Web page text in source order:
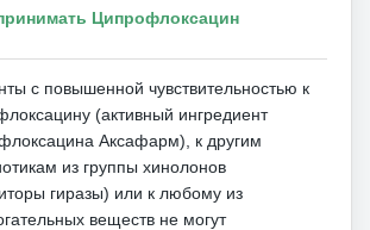
Ципрофлоксацин
с повышенной чувствительностью к
(активный ингредиент
Аксафарм), к другим
из группы хинолонов
гиразы) или к любому из
веществ не могут